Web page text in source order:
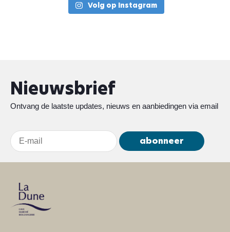
Volg op Instagram
Nieuwsbrief
Ontvang de laatste updates, nieuws en aanbiedingen via email